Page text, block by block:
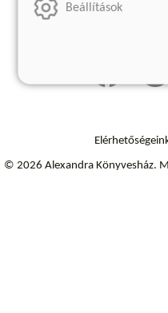
Szállítási információk
© 2026 Alexandra Könyvesház.
Beállítások